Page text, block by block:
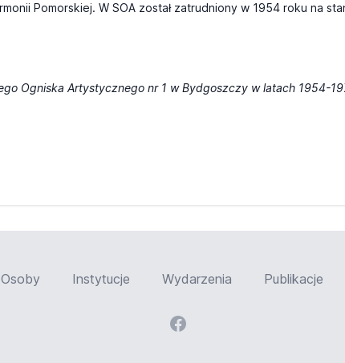
Pomorskiej. W SOA został zatrudniony w 1954 roku na
Ogniska Artystycznego nr 1 w Bydgoszczy w latach 1954-
Osoby Instytucje Wydarzenia Publikacje